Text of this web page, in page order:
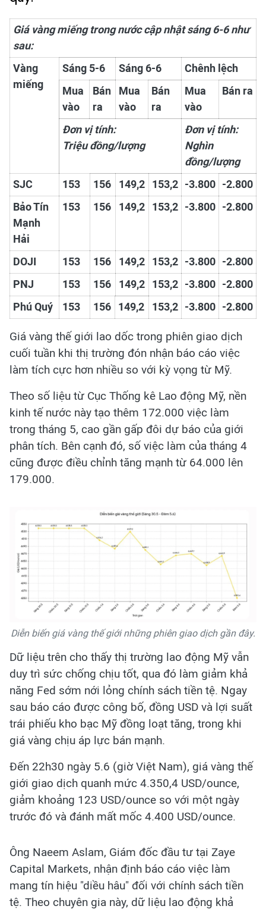
Giá vàng miếng trong nước cập nhật sáng 6-6 như
sau:
Vàng
miếng
Sáng 5-6 Sáng 6-6
Chênh lệch
Mua
vào
Bán
ra
Mua
vào
Bán
ra
Mua
vào
Bán ra
Đơn vị tính:
Triệu đồng/lượng
Đơn vị tính:
Nghìn
đồng/lượng
SJC
153 156 149,2 153,2 -3.800 -2.800
Bảo Tín
Mạnh
Hải
153 156 149,2 153,2 -3.800 -2.800
DOJI 153 156 149,2 153,2 -3.800 -2.800
PNJ
153 156 149,2 153,2 -3.800 -2.800
Phú Quý
153 156 149,2 153,2 -3.800 -2.800
Giá vàng thế giới lao dốc trong phiên giao dịch
cuối tuần khi thị trường đón nhận báo cáo việc
làm tích cực hơn nhiều so với kỳ vọng từ Mỹ.
Theo số liệu từ Cục Thống kê Lao động Mỹ, nền
kinh tế nước này tạo thêm 172.000 việc làm
trong tháng 5, cao gần gấp đôi dự báo của giới
phân tích. Bên cạnh đó, số việc làm của tháng 4
cũng được điều chỉnh tăng mạnh từ 64.000 lên
179.000.
Diễn biến giá vàng thế giới những phiên giao dịch gần đây.
Dữ liệu trên cho thấy thị trường lao động Mỹ vẫn
duy trì sức chống chịu tốt, qua đó làm giảm khả
năng Fed sớm nới lỏng chính sách tiền tệ. Ngay
sau báo cáo được công bố, đồng USD và lợi suất
trái phiếu kho bạc Mỹ đồng loạt tăng, trong khi
giá vàng chịu áp lực bán mạnh.
Đến 22h30 ngày 5.6 (giờ Việt Nam), giá vàng thế
giới giao dịch quanh mức 4.350,4 USD/ounce,
giảm khoảng 123 USD/ounce so với một ngày
trước đó và đánh mất mốc 4.400 USD/ounce.
Ông Naeem Aslam, Giám đốc đầu tư tại Zaye
Capital Markets, nhận định báo cáo việc làm
mang tín hiệu "diều hâu" đối với chính sách tiền
tệ. Theo chuyên gia này, dữ liệu lao động khả